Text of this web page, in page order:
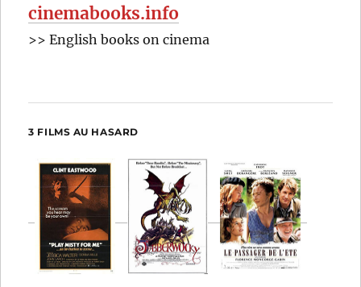
Jacques
Besnard
cinemabooks.info
>> English books on cinema
3 FILMS AU HASARD